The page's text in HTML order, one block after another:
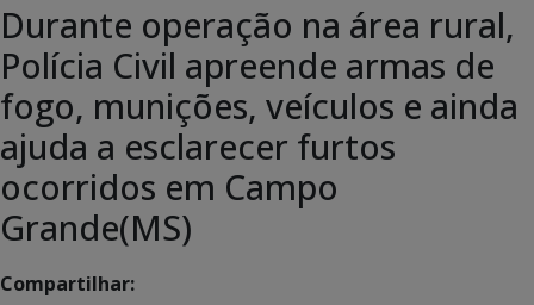
Durante operação na área rural,
Polícia Civil apreende armas de
fogo, munições, veículos e ainda
ajuda a esclarecer furtos
ocorridos em Campo
Grande(MS)
Compartilhar: